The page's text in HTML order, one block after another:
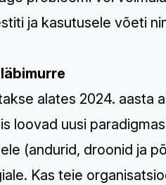
ja kasutusele võeti
alates 2024. aasta
loovad uusi
(andurid, droonid ja
Kas teie